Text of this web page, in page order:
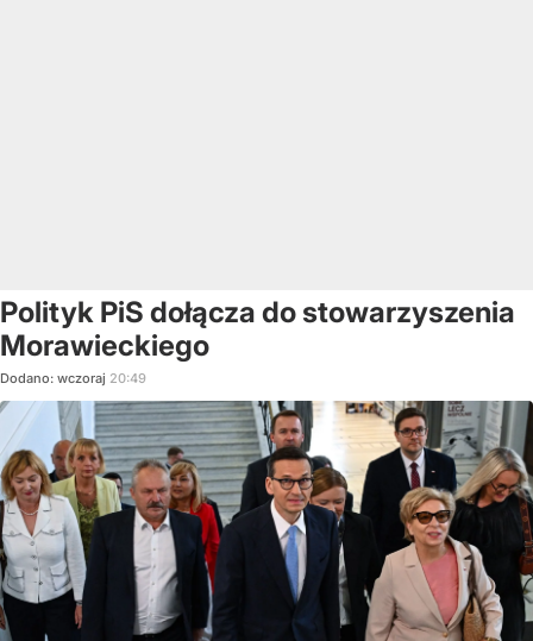
Polityk PiS dołącza do stowarzyszenia
Morawieckiego
Dodano: wczoraj 20:49